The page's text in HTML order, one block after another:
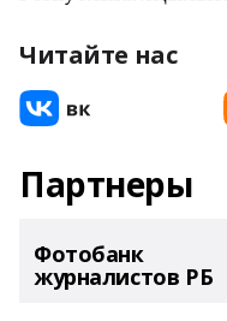
Читайте нас
Партнеры
Фотобанк
журналистов РБ